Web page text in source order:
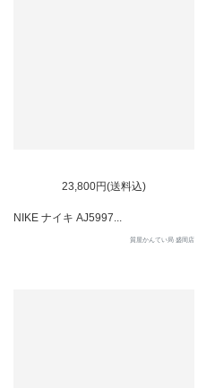
23,800円(送料込)
NIKE ナイキ AJ5997...
質屋かんてい局 盛岡店